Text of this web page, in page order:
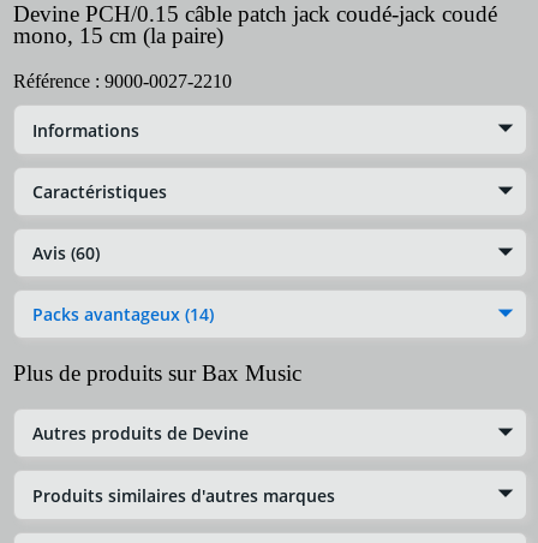
Devine PCH/0.15 câble patch jack coudé-jack coudé
mono, 15 cm (la paire)
Référence : 9000-0027-2210
Informations
Caractéristiques
Avis (60)
Packs avantageux (14)
Plus de produits sur Bax Music
Autres produits de Devine
Produits similaires d'autres marques